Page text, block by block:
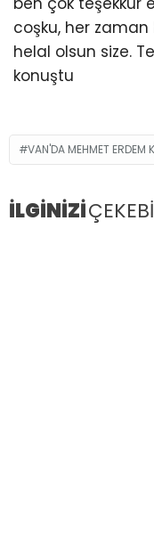
coşku, her
helal olsun size.
konuştu
VAN'DA MEHMET ERDEM
İLGİNİZİ